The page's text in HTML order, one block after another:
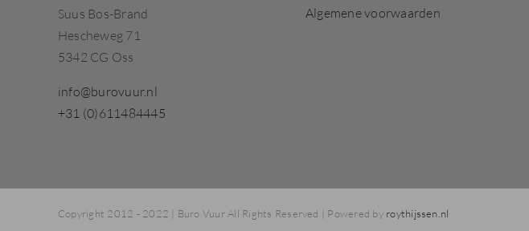
Suus Bos-Brand
Hescheweg 71
5342 CG Oss
info@burovuur.nl
+31 (0)611484445
Algemene voorwaarden
Copyright 2012 - 2022 | Buro Vuur All Rights Reserved | Powered by roythijssen.nl